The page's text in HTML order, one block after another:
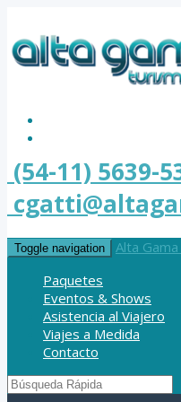
(54-11) 5639-
Toggle navigation
Alta
Paquetes
Eventos & Shows
Asistencia al Viajero
Viajes a Medida
Contacto